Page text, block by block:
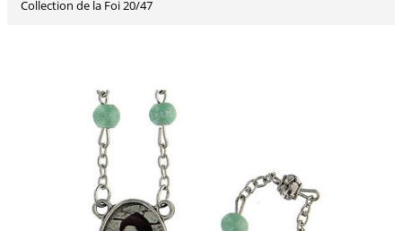
Collection de la Foi 20/47